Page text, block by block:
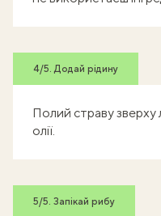
4/5. Додай рідину
Полий страву
олії.
5/5. Запікай рибу